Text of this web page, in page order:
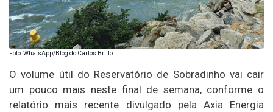
Foto: WhatsApp/Blog do Carlos Britto
O volume útil do Reservatório de Sobradinho vai cair
um pouco mais neste final de semana, conforme o
relatório mais recente divulgado pela Axia Energia